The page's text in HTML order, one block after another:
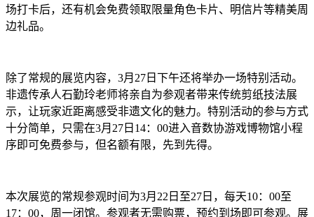
场打卡后，还有机会免费领取限量角色卡片、明信片等精美周
边礼品。
除了常规的展览内容，3月27日下午还将举办一场特别活动。
非遗传承人石勤玲老师将亲自为参观者带来传统剪纸技法展
示，让玩家近距离感受非遗文化的魅力。特别活动的参与方式
十分简单，只需在3月27日14：00进入音数协游戏博物馆小程
序即可免费参与，但名额有限，先到先得。
本次展览的常规参观时间为3月22日至27日，每天10：00至
17：00，周一闭馆。参观者无需购票，预约到场即可参观。展